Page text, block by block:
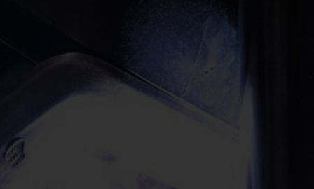
Get in touch
376-293 City Road, Suite 600
San Francisco, CA 94102